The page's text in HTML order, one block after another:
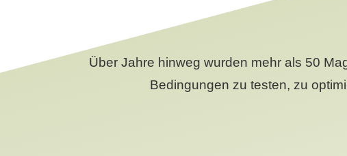
Über Jahre hinweg wurden mehr als 50
Bedingungen zu testen, zu